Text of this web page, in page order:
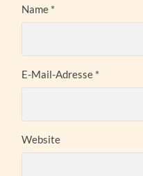
Name *
E-Mail-Adresse *
Website